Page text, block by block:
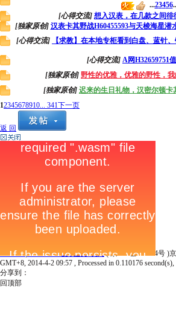
...23456..
[心得交流] 想入汉表，在几款之间徘
[独家原创] 汉表卡其野战H60455593与天梭海星潜
[心得交流]
【求教】在本地专柜看到白盘、蓝针
[心得交流] A网H32659751
[独家原创] 野性的优雅，优雅的野性，
[独家原创] 迟来的生日礼物，汉密尔顿卡
12345678910... 341下一页
返 回
Archiver Iwatch365 爱表族手表网( 京ICP证100334号 )
GMT+8, 2014-4-2 09:57 , Processed in 0.110176 second(s),
分享到：
回顶部